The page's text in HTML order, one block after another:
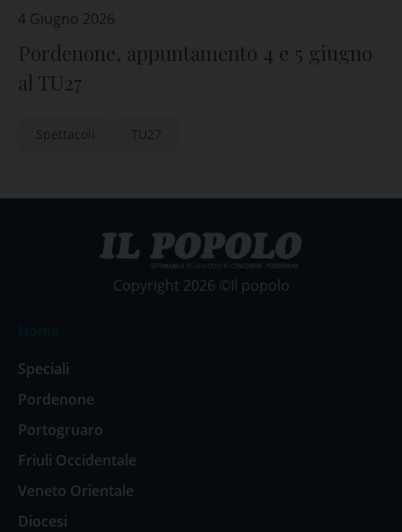
4 Giugno 2026
Pordenone, appuntamento 4 e 5 giugno
al TU27
Spettacoli TU27
Copyright 2026 ©Il popolo
Speciali
Pordenone
Portogruaro
Friuli Occidentale
Veneto Orientale
Diocesi